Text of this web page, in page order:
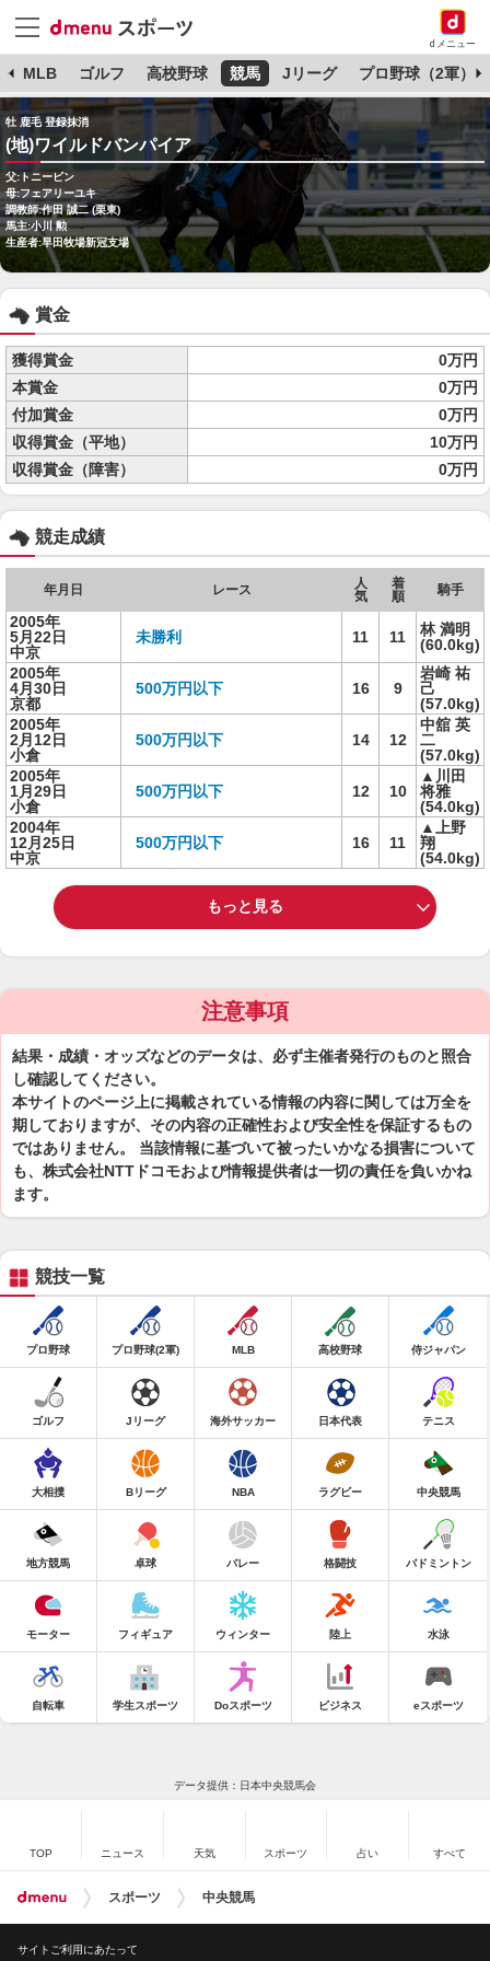
dメニュー
MLB ゴルフ 高校野球 競馬 Jリーグ プロ野球（2軍）
牡 鹿毛 登録抹消
(地)ワイルドバンパイア
父:トニービン
母:フェアリーユキ
調教師:作田 誠二 (栗東)
馬主:小川 勲
生産者:早田牧場新冠支場
賞金
獲得賞金
0万円
本賞金
0万円
付加賞金
0万円
収得賞金（平地）
10万円
収得賞金（障害）
0万円
競走成績
年月日 レース
人
気
着
順
騎手
2005年
5月22日
中京
未勝利 11 11
林 満明
(60.0kg)
2005年
4月30日
京都
500万円以下 16 9
岩崎 祐
己
(57.0kg)
2005年
2月12日
小倉
500万円以下 14 12
中舘 英
二
(57.0kg)
2005年
1月29日
小倉
500万円以下 12 10
▲川田
将雅
(54.0kg)
2004年
12月25日
中京
500万円以下 16 11
▲上野
翔
(54.0kg)
もっと見る
注意事項
結果・成績・オッズなどのデータは、必ず主催者発行のものと照合
し確認してください。
本サイトのページ上に掲載されている情報の内容に関しては万全を
期しておりますが、その内容の正確性および安全性を保証するもの
ではありません。 当該情報に基づいて被ったいかなる損害について
も、株式会社NTTドコモおよび情報提供者は一切の責任を負いかね
ます。
競技一覧
プロ野球 プロ野球(2軍) MLB 高校野球 侍ジャパン
ゴルフ Jリーグ 海外サッカー 日本代表 テニス
大相撲 Bリーグ NBA ラグビー 中央競馬
地方競馬 卓球 バレー 格闘技 バドミントン
モーター フィギュア ウィンター 陸上 水泳
自転車 学生スポーツ Doスポーツ ビジネス eスポーツ
データ提供：日本中央競馬会
TOP ニュース 天気 スポーツ 占い すべて
スポーツ 中央競馬
サイトご利用にあたって